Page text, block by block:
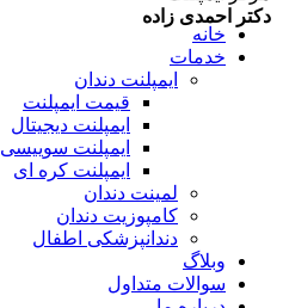
دکتر احمدی زاده
خانه
خدمات
ایمپلنت دندان
قیمت ایمپلنت
ایمپلنت دیجیتال
ایمپلنت سوییسی
ایمپلنت کره ای
لمینت دندان
کامپوزیت دندان
دندانپزشکی اطفال
وبلاگ
سوالات متداول